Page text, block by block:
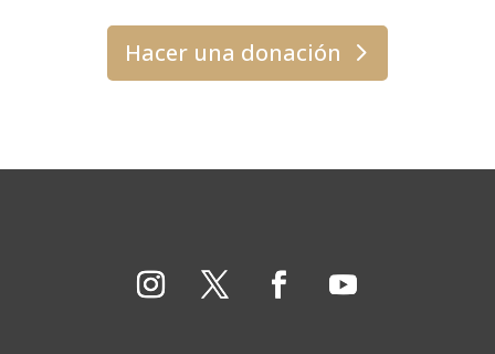
Hacer una donación